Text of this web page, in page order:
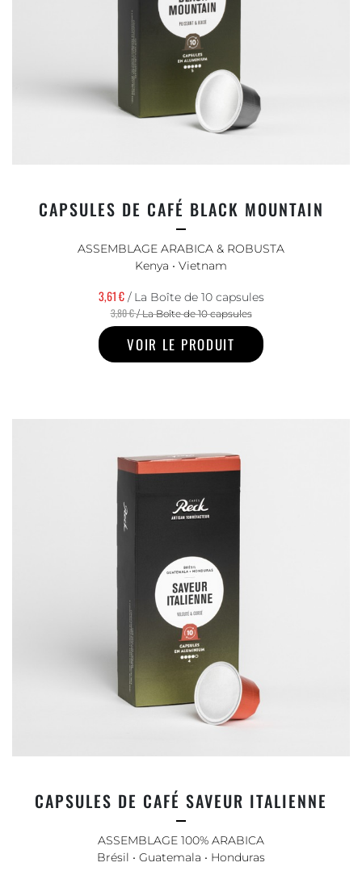
CAPSULES DE CAFÉ BLACK MOUNTAIN
ASSEMBLAGE ARABICA & ROBUSTA
Kenya • Vietnam
3,61 €/ La Boîte de 10 capsules
3,80 €/ La Boîte de 10 capsules
VOIR LE PRODUIT
CAPSULES DE CAFÉ SAVEUR ITALIENNE
ASSEMBLAGE 100% ARABICA
Brésil • Guatemala • Honduras